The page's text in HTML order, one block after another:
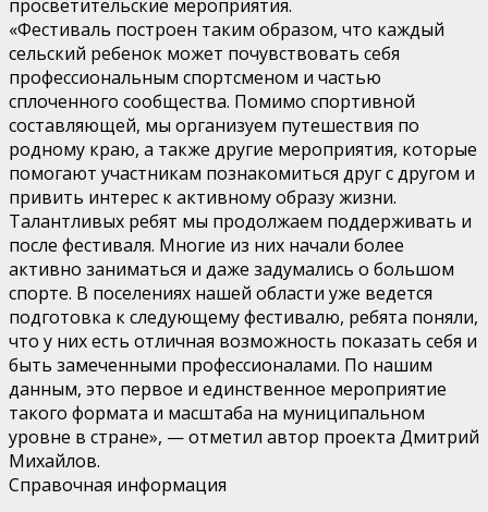
просветительские мероприятия.
«Фестиваль построен таким образом, что каждый
сельский ребенок может почувствовать себя
профессиональным спортсменом и частью
сплоченного сообщества. Помимо спортивной
составляющей, мы организуем путешествия по
родному краю, а также другие мероприятия, которые
помогают участникам познакомиться друг с другом и
привить интерес к активному образу жизни.
Талантливых ребят мы продолжаем поддерживать и
после фестиваля. Многие из них начали более
активно заниматься и даже задумались о большом
спорте. В поселениях нашей области уже ведется
подготовка к следующему фестивалю, ребята поняли,
что у них есть отличная возможность показать себя и
быть замеченными профессионалами. По нашим
данным, это первое и единственное мероприятие
такого формата и масштаба на муниципальном
уровне в стране», — отметил автор проекта Дмитрий
Михайлов.
Справочная информация